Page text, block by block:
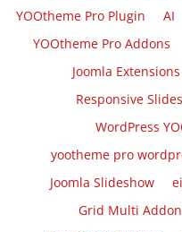
YOOtheme Pro Plugin
AI
YOOtheme Pro Addons
Joomla Extensions
Responsive
WordPress
yootheme pro
Joomla Slideshow
Grid Multi Addon